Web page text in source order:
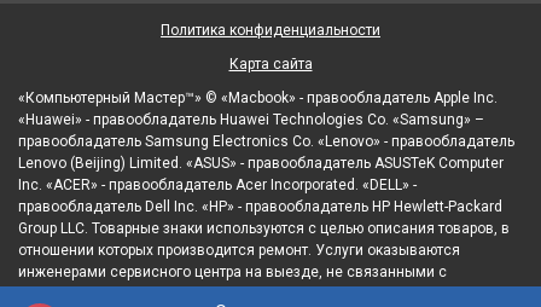
«Компьютерный Мастер™» © «Macbook» - правообладатель Apple Inc.
«Huawei» - правообладатель Huawei Technologies Co. «Samsung» –
правообладатель Samsung Electronics Co. «Lenovo» - правообладатель
Lenovo (Beijing) Limited. «ASUS» - правообладатель ASUSTeK Computer
Inc. «ACER» - правообладатель Acer Incorporated. «DELL» -
правообладатель Dell Inc. «HP» - правообладатель HP Hewlett-Packard
Group LLC. Товарные знаки используются с целью описания товаров, в
отношении которых производится ремонт. Услуги оказываются
инженерами сервисного центра на выезде, не связанными с
Политика конфиденциальности
Карта сайта